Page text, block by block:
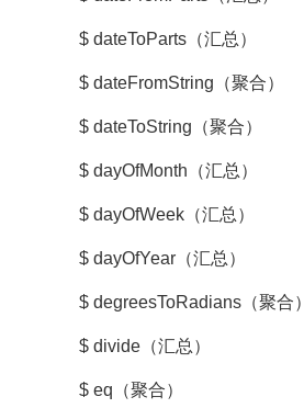
$ dateToParts（汇总）
$ dateFromString（聚合）
$ dateToString（聚合）
$ dayOfMonth（汇总）
$ dayOfWeek（汇总）
$ dayOfYear（汇总）
$ degreesToRadians（聚合）
$ divide（汇总）
$ eq（聚合）